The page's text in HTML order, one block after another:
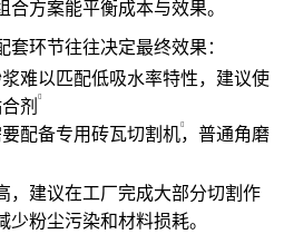
方案能平衡成本与效果。
环节往往决定最终效果：
难以匹配低吸水率特性，建议使
剂
配备专用砖瓦切割机，普通角磨
，建议在工厂完成大部分切割作
粉尘污染和材料损耗。